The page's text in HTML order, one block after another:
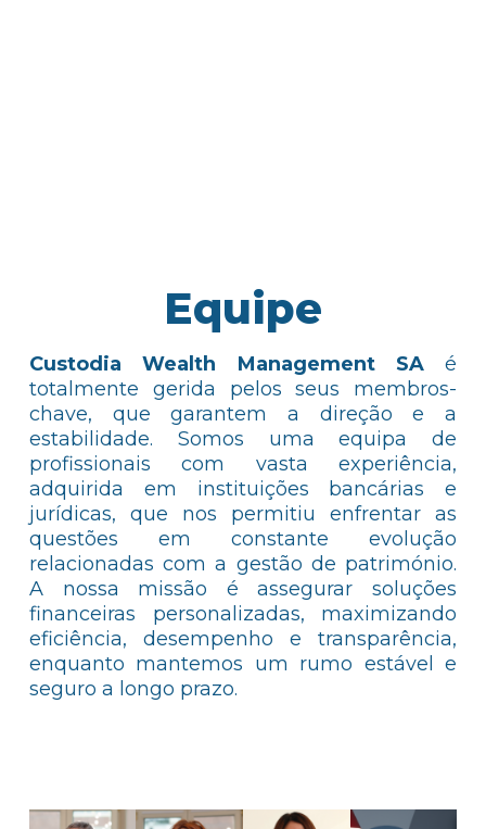
Equipe
Custodia Wealth Management SAé
totalmente gerida pelos seus membros-
chave, que garantem a direção e a
estabilidade. Somos uma equipa de
profissionais com vasta experiência,
adquirida em instituições bancárias e
jurídicas, que nos permitiu enfrentar as
questões em constante evolução
relacionadas com a gestão de património.
A nossa missão é assegurar soluções
financeiras personalizadas, maximizando
eficiência, desempenho e transparência,
enquanto mantemos um rumo estável e
seguro a longo prazo.